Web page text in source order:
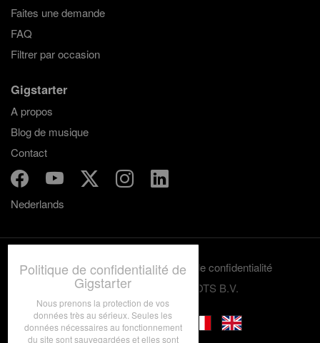
Faites une demande
FAQ
Filtrer par occasion
Gigstarter
A propos
Blog de musique
Contact
Nederlands
Termes et conditions
Politique de confidentialité
© 2012-2026 GRASSROOTS B.V.
Politique de confidentialité de
Gigstarter
Nous prenons la protection de vos
données très au sérieux. Seules les
données nécessaires au fonctionnement
du site sont sauvegardées et elles sont